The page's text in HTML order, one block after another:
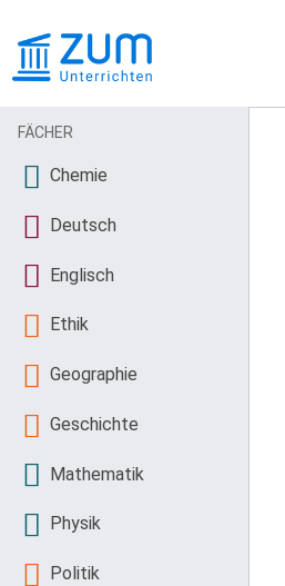
FÄCHER
Chemie
Deutsch
Englisch
Ethik
Geographie
Geschichte
Mathematik
Physik
Politik